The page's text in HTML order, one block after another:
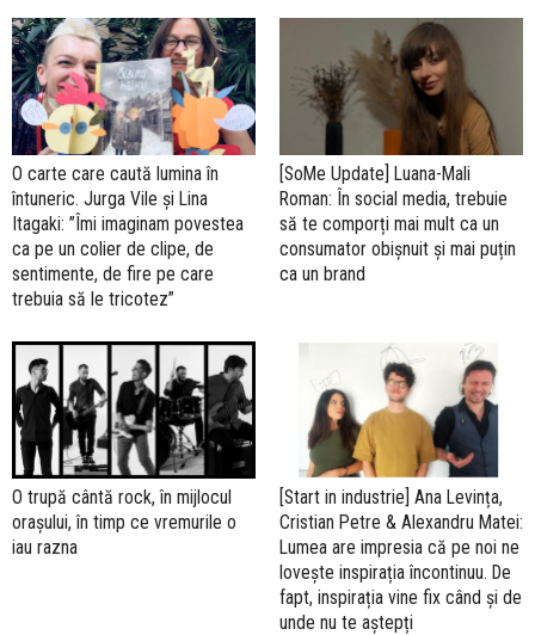
O carte care caută lumina în
întuneric. Jurga Vile și Lina
Itagaki: ”Îmi imaginam povestea
ca pe un colier de clipe, de
sentimente, de fire pe care
trebuia să le tricotez”
[SoMe Update] Luana-Mali
Roman: În social media, trebuie
să te comporți mai mult ca un
consumator obișnuit și mai puțin
ca un brand
O trupă cântă rock, în mijlocul
orașului, în timp ce vremurile o
iau razna
[Start in industrie] Ana Levința,
Cristian Petre & Alexandru Matei:
Lumea are impresia că pe noi ne
lovește inspirația încontinuu. De
fapt, inspirația vine fix când și de
unde nu te aștepți